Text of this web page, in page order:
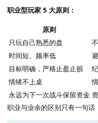
职业型玩家 5 大原则：
原则
只玩自己熟悉的盘
时间短、频率低
目标明确，严格止盈止损
情绪不上桌
永远为下一次战斗保留资金
职业与业余的区别只有一句话